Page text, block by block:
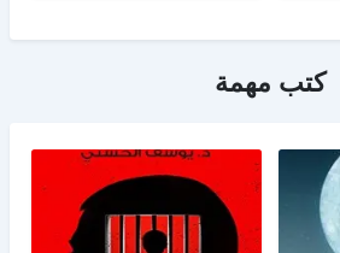
كتب مهمة